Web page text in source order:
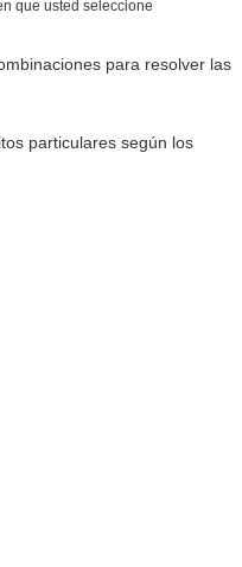
que usted seleccione
para resolver las
particulares según los